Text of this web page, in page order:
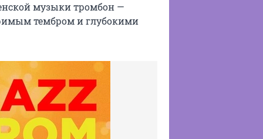
музыки тромбон —
тембром и глубокими